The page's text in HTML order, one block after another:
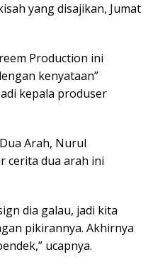
yang disajikan, Jumat
Production ini
kenyataan”
kepala produser
Arah, Nurul
cerita dua arah ini
dia galau, jadi kita
pikirannya. Akhirnya
ucapnya.